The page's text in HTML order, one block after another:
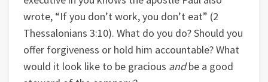
wrote, “If you don’t work, you don’t eat” (2
Thessalonians 3:10). What do you do? Should you
offer forgiveness or hold him accountable? What
would it look like to be gracious andbe a good